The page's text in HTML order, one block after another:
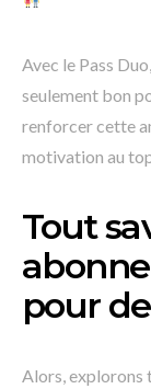
Avec le Pass
seulement bon
renforcer cette
motivation au
Tout
pour
Alors, explorons